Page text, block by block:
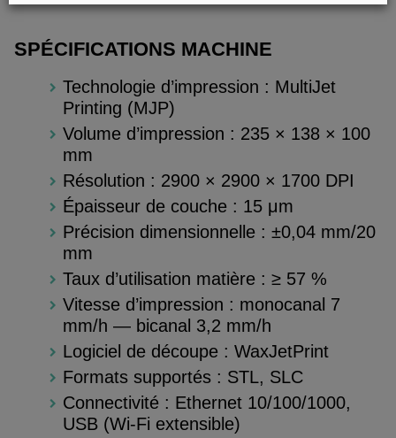
SPÉCIFICATIONS MACHINE
Technologie d’impression : MultiJet
Printing (MJP)
Volume d’impression : 235 × 138 × 100
mm
Résolution : 2900 × 2900 × 1700 DPI
Épaisseur de couche : 15 μm
Précision dimensionnelle : ±0,04 mm/20
mm
Taux d’utilisation matière : ≥ 57 %
Vitesse d’impression : monocanal 7
mm/h — bicanal 3,2 mm/h
Logiciel de découpe : WaxJetPrint
Formats supportés : STL, SLC
Connectivité : Ethernet 10/100/1000,
USB (Wi-Fi extensible)